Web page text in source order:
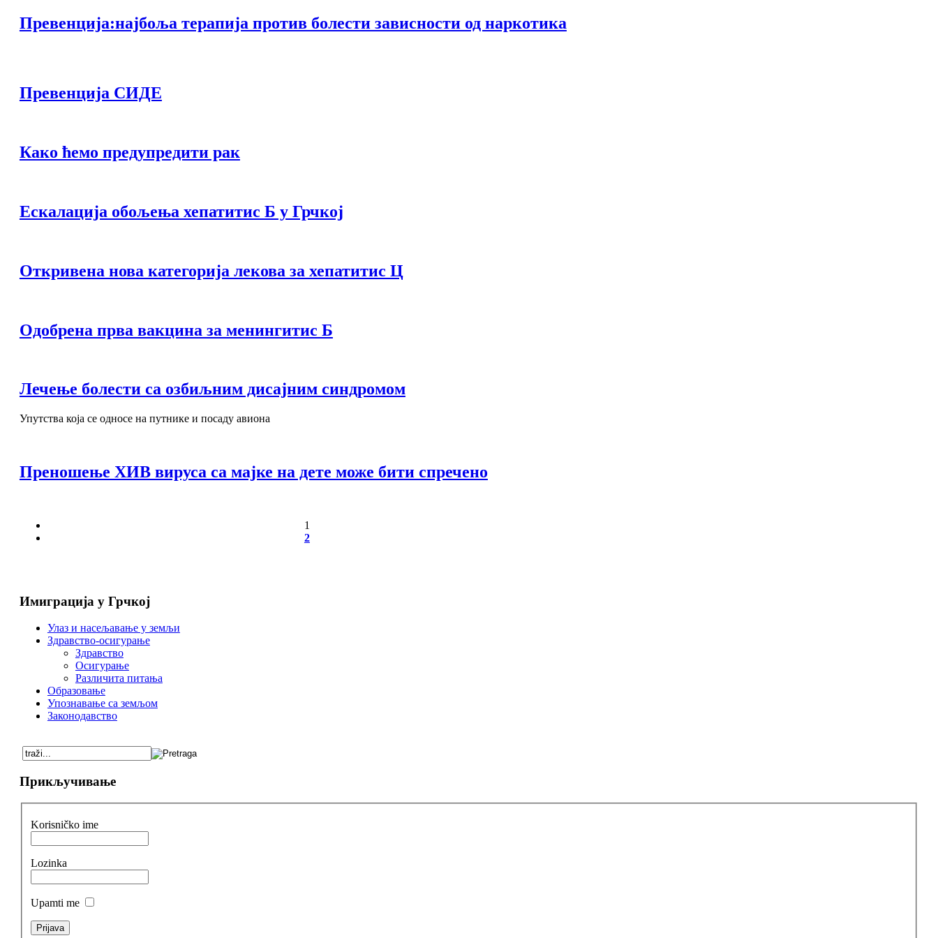
Превенција:најбоља терапија против болести зависности од наркотика
Превенција СИДЕ
Како ћемо предупредити рак
Ескалација обољења хепатитис Б у Грчкој
Откривена нова категорија лекова за хепатитис Ц
Одобрена прва вакцина за менингитис Б
Лечење болести са озбиљним дисајним синдромом
Упутства која се односе на путнике и посаду авиона
Преношење ХИВ вируса са мајке на дете може бити спречено
1
2
Имиграција у Грчкој
Улаз и насељавање у земљи
Здравство-осигурање
Здравство
Осигурање
Различита питања
Образовање
Упознавање са земљом
Законодавство
Прикључивање
Korisničko ime
Lozinka
Upamti me